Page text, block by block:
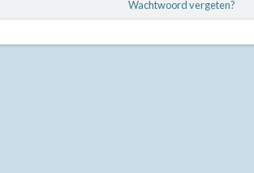
Wachtwoord vergeten?